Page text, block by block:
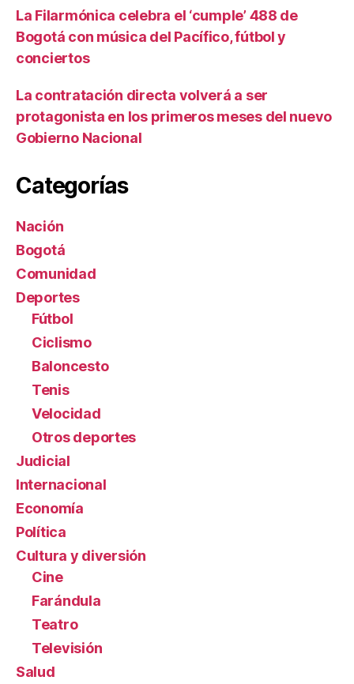
La Filarmónica celebra el ‘cumple’ 488 de
Bogotá con música del Pacífico, fútbol y
conciertos
La contratación directa volverá a ser
protagonista en los primeros meses del nuevo
Gobierno Nacional
Categorías
Nación
Bogotá
Comunidad
Deportes
Fútbol
Ciclismo
Baloncesto
Tenis
Velocidad
Otros deportes
Judicial
Internacional
Economía
Política
Cultura y diversión
Cine
Farándula
Teatro
Televisión
Salud